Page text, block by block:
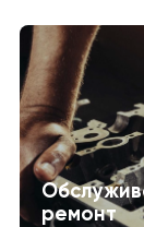
ремонт